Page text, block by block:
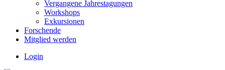
Vergangene Jahrestagungen
Workshops
Exkursionen
Forschende
Mitglied werden
Login